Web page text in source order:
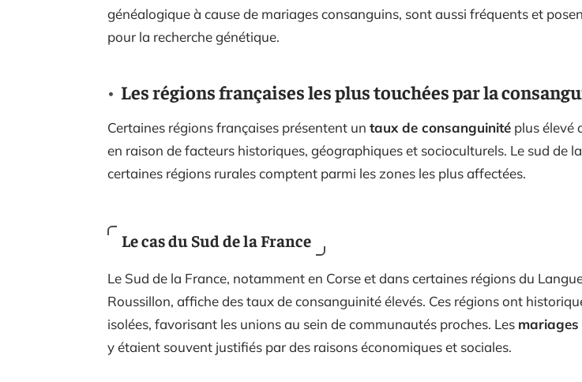
généalogique à cause de mariages consanguins, sont aussi fréquents et
pour la recherche génétique.
Les régions françaises les plus touchées par la
Certaines régions françaises présentent un taux de consanguinité plus élevé
en raison de facteurs historiques, géographiques et socioculturels. Le sud de
certaines régions rurales comptent parmi les zones les plus affectées.
Le cas du Sud de la France
Le Sud de la France, notamment en Corse et dans certaines régions du
Roussillon, affiche des taux de consanguinité élevés. Ces régions ont
isolées, favorisant les unions au sein de communautés proches. Les
y étaient souvent justifiés par des raisons économiques et sociales.